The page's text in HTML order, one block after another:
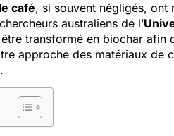
café, si souvent négligés, ont
australiens de l’
transformé en biochar afin
approche des matériaux de